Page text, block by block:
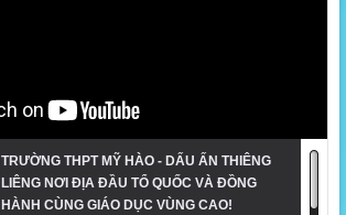
TRƯỜNG THPT MỸ HÀO - DẤU ẤN THIÊNG
LIÊNG NƠI ĐỊA ĐẦU TỔ QUỐC VÀ ĐỒNG
HÀNH CÙNG GIÁO DỤC VÙNG CAO!